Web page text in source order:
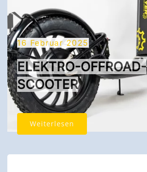
16 Februar 2025
ELEKTRO-OFFROAD-
SCOOTER
Weiterlesen